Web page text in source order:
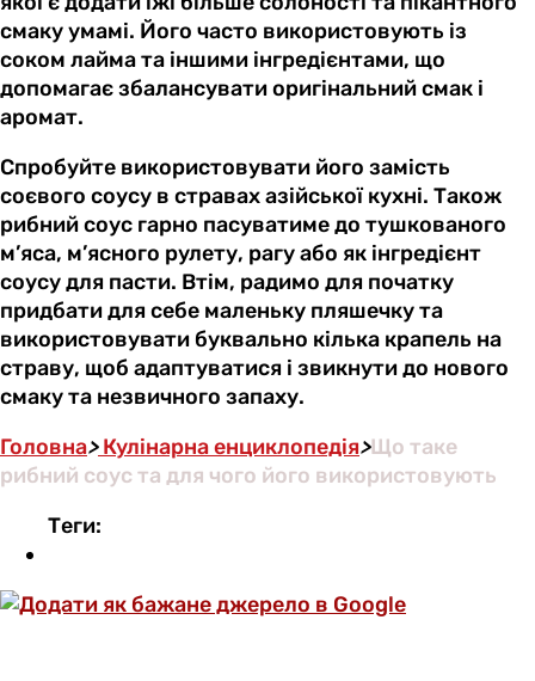
смаку умамі. Його часто використовують із
соком лайма та іншими інгредієнтами, що
допомагає збалансувати оригінальний смак і
аромат.
Спробуйте використовувати його замість
соєвого соусу в стравах азійської кухні. Також
рибний соус гарно пасуватиме до тушкованого
м’яса, м’ясного рулету, рагу або як інгредієнт
соусу для пасти. Втім, радимо для початку
придбати для себе маленьку пляшечку та
використовувати буквально кілька крапель на
страву, щоб адаптуватися і звикнути до нового
смаку та незвичного запаху.
Головна>Кулінарна енциклопедія>Що таке
рибний соус та для чого його використовують
Теги: